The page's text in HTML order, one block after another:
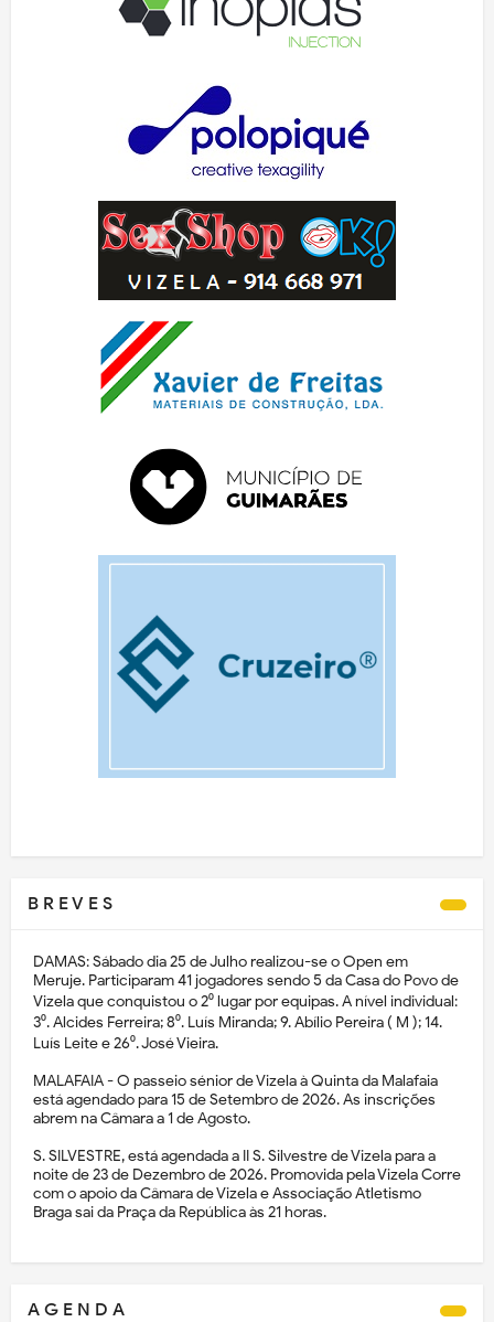
B R E V E S
DAMAS: Sábado dia 25 de Julho realizou-se o Open em
Meruje. Participaram 41 jogadores sendo 5 da Casa do Povo de
Vizela que conquistou o 2⁰ lugar por equipas. A nível individual:
3⁰. Alcides Ferreira; 8⁰. Luís Miranda; 9. Abílio Pereira ( M ); 14.
Luís Leite e 26⁰. José Vieira.
MALAFAIA - O passeio sénior de Vizela à Quinta da Malafaia
está agendado para 15 de Setembro de 2026. As inscrições
abrem na Câmara a 1 de Agosto.
S. SILVESTRE, está agendada a II S. Silvestre de Vizela para a
noite de 23 de Dezembro de 2026. Promovida pela Vizela Corre
com o apoio da Câmara de Vizela e Associação Atletismo
Braga sai da Praça da República às 21 horas.
A G E N D A